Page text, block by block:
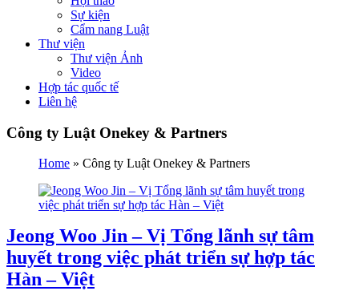
Sự kiện
Cẩm nang Luật
Thư viện
Thư viện Ảnh
Video
Hợp tác quốc tế
Liên hệ
Công ty Luật Onekey & Partners
Home » Công ty Luật Onekey & Partners
Jeong Woo Jin – Vị Tổng lãnh sự tâm
huyết trong việc phát triển sự hợp tác
Hàn – Việt